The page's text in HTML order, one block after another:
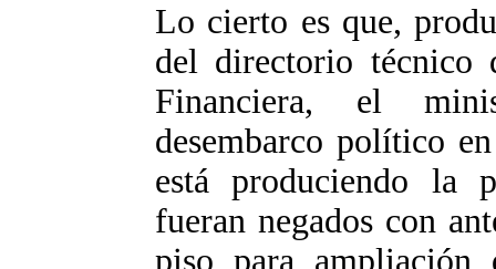
Lo cierto es que,
del directorio técnico
Financiera, el
desembarco político
está produciendo la
fueran negados con
piso para